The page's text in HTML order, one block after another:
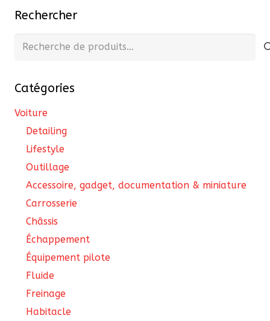
Rechercher
Recherche
Catégories
Voiture
Detailing
Lifestyle
Outillage
Accessoire, gadget, documentation & miniature
Carrosserie
Châssis
Échappement
Équipement pilote
Fluide
Freinage
Habitacle